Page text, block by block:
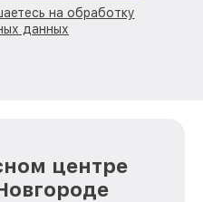
на обработку
данных
центре